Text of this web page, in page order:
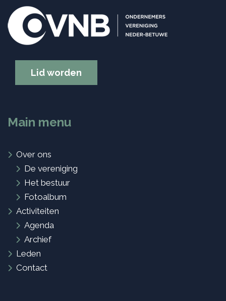
Lid worden
Main menu
Over ons
De vereniging
Het bestuur
Fotoalbum
Activiteiten
Agenda
Archief
Leden
Contact